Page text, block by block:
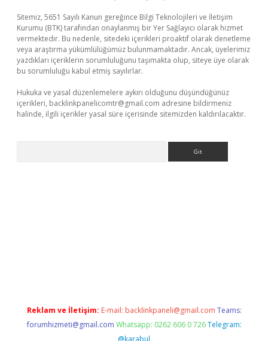
Sitemiz, 5651 Sayılı Kanun gereğince Bilgi Teknolojileri ve İletişim
Kurumu (BTK) tarafından onaylanmış bir Yer Sağlayıcı olarak hizmet
vermektedir. Bu nedenle, sitedeki içerikleri proaktif olarak denetleme
veya araştırma yükümlülüğümüz bulunmamaktadır. Ancak, üyelerimiz
yazdıkları içeriklerin sorumluluğunu taşımakta olup, siteye üye olarak
bu sorumluluğu kabul etmiş sayılırlar.
Hukuka ve yasal düzenlemelere aykırı olduğunu düşündüğünüz
içerikleri, backlinkpanelicomtr@gmail.com adresine bildirmeniz
halinde, ilgili içerikler yasal süre içerisinde sitemizden kaldırılacaktır.
Reklam ve İletişim: E-mail: backlinkpaneli@gmail.com Teams:
forumhizmeti@gmail.com Whatsapp: 0262 606 0 726 Telegram:
@karabul